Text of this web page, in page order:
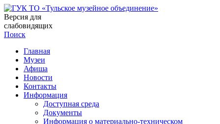
Версия для
слабовидящих
Поиск
Главная
Музеи
Афиша
Новости
Контакты
Информация
Доступная среда
Документы
Информация о материально-техническом